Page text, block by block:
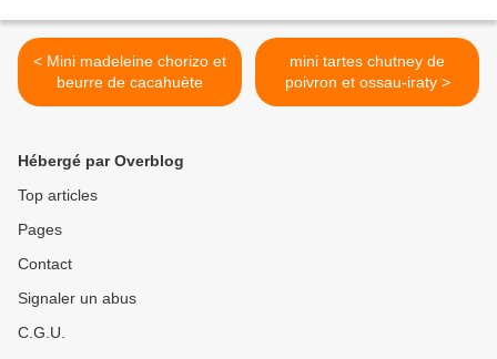
< Mini madeleine chorizo et
beurre de cacahuète
mini tartes chutney de
poivron et ossau-iraty >
Hébergé par Overblog
Top articles
Pages
Contact
Signaler un abus
C.G.U.